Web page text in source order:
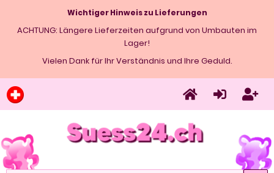
Wichtiger Hinweis zu Lieferungen
ACHTUNG: Längere Lieferzeiten aufgrund von Umbauten im
Lager!
Vielen Dank für Ihr Verständnis und Ihre Geduld.